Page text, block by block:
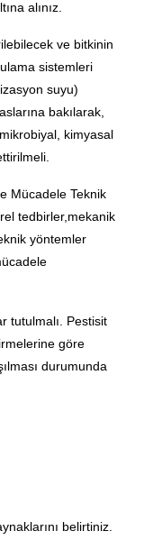
alınız.
ve bitkinin
sistemleri
suyu)
bakılarak,
kimyasal
Mücadele Teknik
tedbirler,mekanik
yöntemler
tutulmalı. Pestisit
göre
durumunda
belirtiniz.